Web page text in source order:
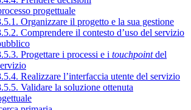
progettuale
Organizzare il progetto e la sua gestione
Comprendere il contesto d’uso del servizio
Progettare i processi e i touchpointdel
Realizzare l’interfaccia utente del servizio
Validare la soluzione ottenuta